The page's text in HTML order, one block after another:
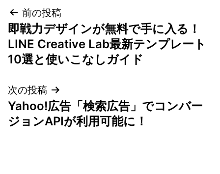
投
稿
ナ
ビ
ゲ
ー
前の投稿
即戦力デザインが無料で手に入る！
LINE Creative Lab最新テンプレート
10選と使いこなしガイド
次の投稿
Yahoo!広告「検索広告」でコンバー
ジョンAPIが利用可能に！